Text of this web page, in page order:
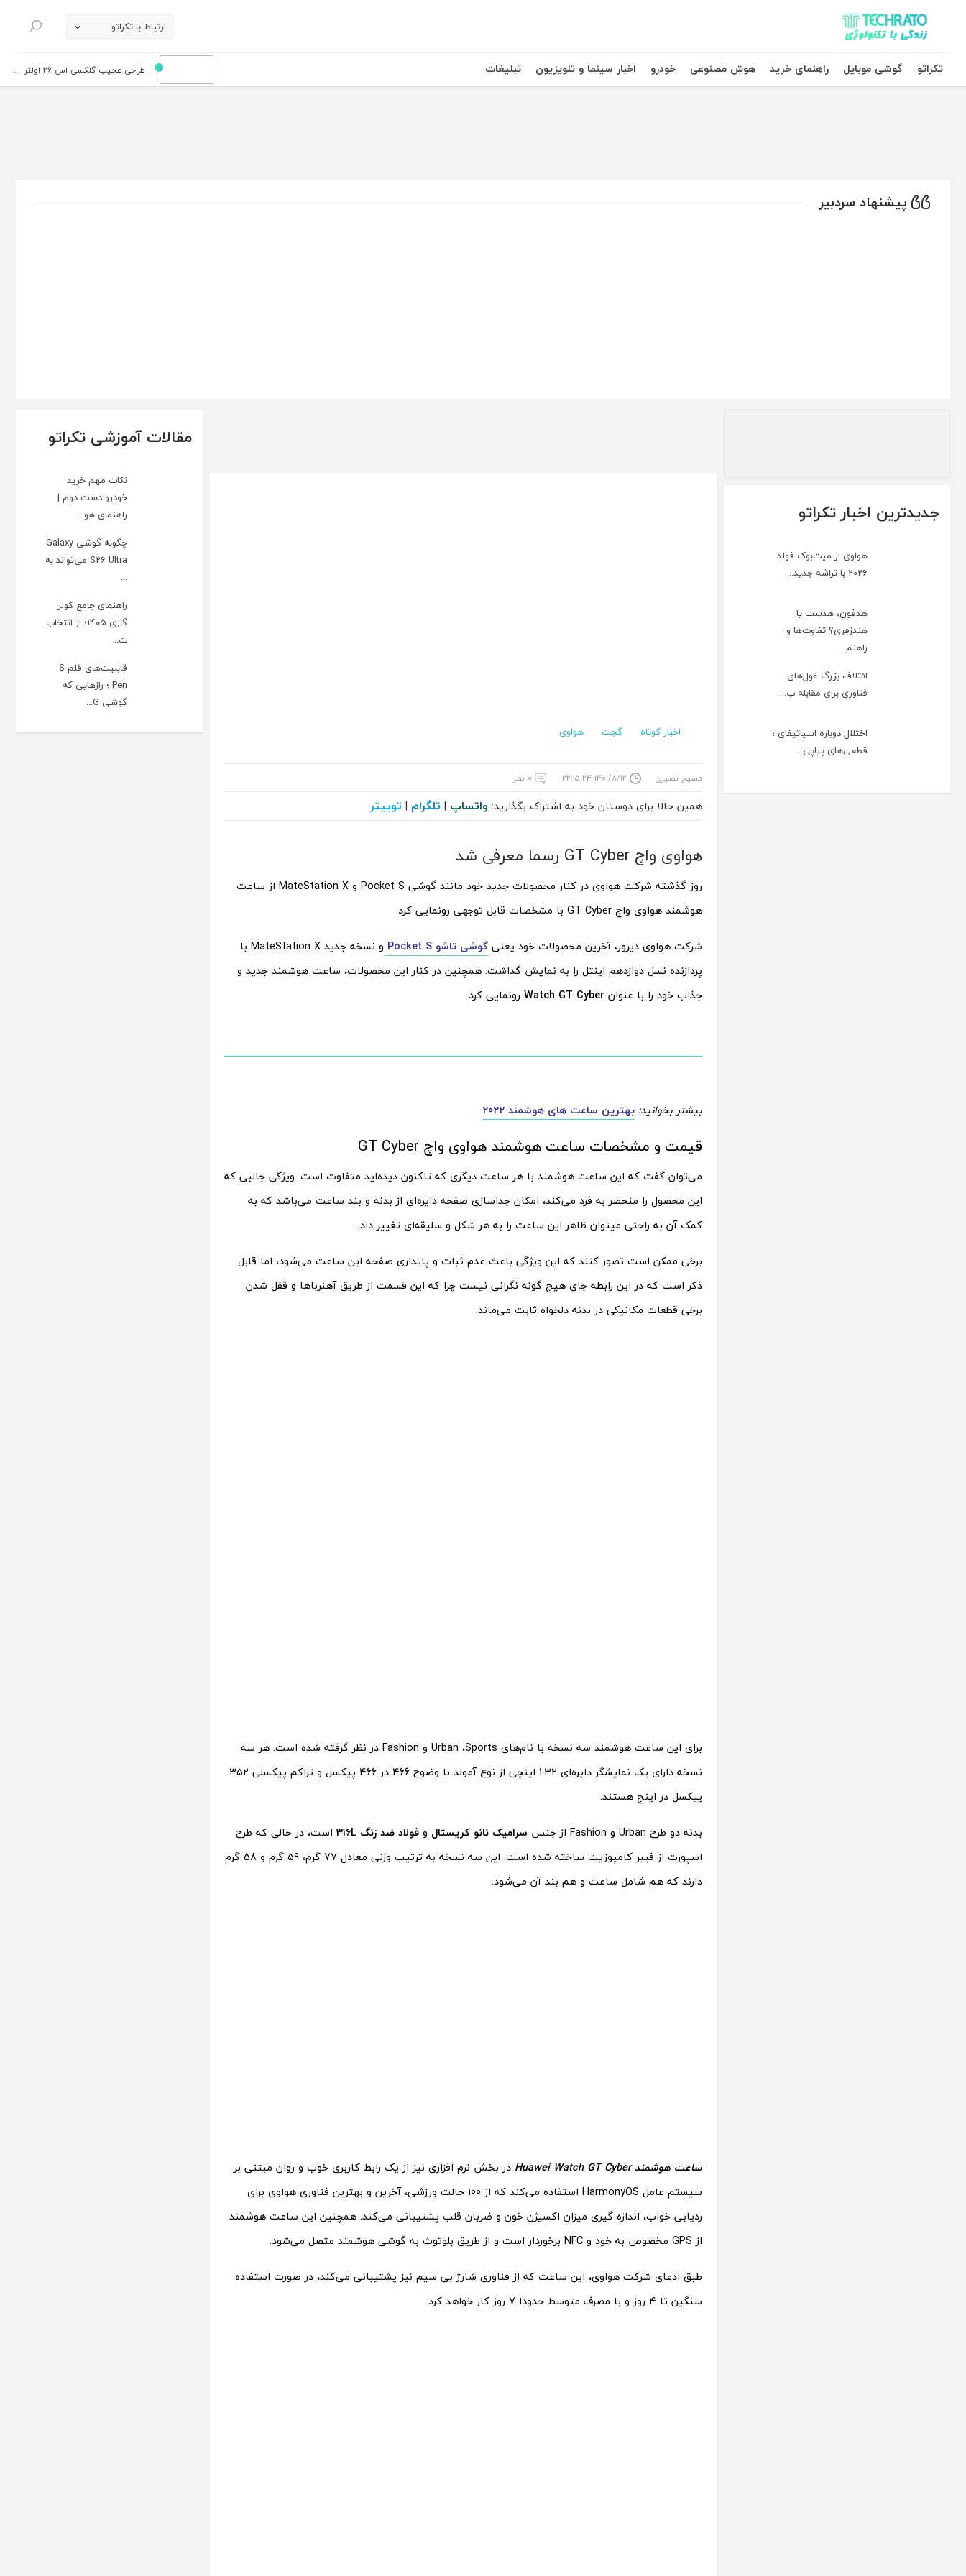
تکراتو – زندگی با تکنولوژی ارتباط با تکراتو
جستجو
تکراتو
گوشی موبایل راهنمای خرید هوش مصنوعی خودرو اخبار سینما و تلویزیون تبلیغات طراحی عجیب گلکسی اس 26 اولترا ...
پیشنهاد سردبیر
جدیدترین اخبار تکراتو
هواوی از میت‌بوک فولد
2026 با تراشه جدید...
هدفون، هدست یا
هندزفری؟ تفاوت‌ها و
راهنم...
ائتلاف بزرگ غول‌های
فناوری برای مقابله ب...
اختلال دوباره اسپاتیفای ؛
قطعی‌های پیاپی...
اخبار کوتاه گجت هواوی
مسیح نصیری ۱۴۰۱/۸/۱۲ ۲۲:۱۵:۲۴ ۰ نظر
همین حالا برای دوستان خود به اشتراک بگذارید: واتساپ | تلگرام | توییتر
هواوی واچ GT Cyber رسما معرفی شد
روز گذشته شرکت هواوی در کنار محصولات جدید خود مانند گوشی Pocket S و MateStation X از ساعت
هوشمند هواوی واچ GT Cyber با مشخصات قابل توجهی رونمایی کرد.
شرکت هواوی دیروز، آخرین محصولات خود یعنی گوشی تاشو Pocket S
و نسخه جدید MateStation X با
پردازنده نسل دوازدهم اینتل را به نمایش گذاشت. همچنین در کنار این محصولات، ساعت هوشمند جدید و
جذاب خود را با عنوان Watch GT Cyber رونمایی کرد.
بیشتر بخوانید: بهترین ساعت های هوشمند 2022
قیمت و مشخصات ساعت هوشمند هواوی واچ GT Cyber
می‌توان گفت که این ساعت هوشمند با هر ساعت دیگری که تاکنون دیده‌اید متفاوت است. ویژگی جالبی که
این محصول را منحصر به فرد می‌کند، امکان جداسازی صفحه دایره‌ای از بدنه و بند ساعت می‌باشد که به
کمک آن به راحتی میتوان ظاهر این ساعت را به هر شکل و سلیقه‌ای تغییر داد.
برخی ممکن است تصور کنند که این ویژگی باعث عدم ثبات و پایداری صفحه این ساعت می‌شود، اما قابل
ذکر است که در این رابطه جای هیچ گونه نگرانی نیست چرا که این قسمت از طریق آهنرباها و قفل شدن
برخی قطعات مکانیکی در بدنه دلخواه ثابت می‌ماند.
برای این ساعت هوشمند سه نسخه با نام‌های Urban ،Sports و Fashion در نظر گرفته شده است. هر سه
نسخه دارای یک نمایشگر دایره‌ای 1.32 اینچی از نوع آمولد با وضوح 466 در 466 پیکسل و تراکم پیکسلی 352
پیکسل در اینچ هستند.
بدنه دو طرح Urban و Fashion از جنس
سرامیک نانو کریستال و فولاد ضد زنگ 316L
است، در حالی که طرح
اسپورت از فیبر کامپوزیت ساخته شده است. این سه نسخه به ترتیب وزنی معادل 77 گرم، 59 گرم و 58 گرم
دارند که هم شامل ساعت و هم بند آن می‌شود.
​​ساعت هوشمند Huawei Watch GT Cyber
در بخش نرم افزاری نیز از یک رابط کاربری خوب و روان مبتنی بر
سیستم عامل HarmonyOS استفاده می‌کند که از 100 حالت ورزشی، آخرین و بهترین فناوری هواوی برای
ردیابی خواب، اندازه گیری میزان اکسیژن خون و ضربان قلب پشتیبانی می‌کند. همچنین این ساعت هوشمند
از GPS مخصوص به خود و NFC برخوردار است و از طریق بلوتوث به گوشی هوشمند متصل می‌شود.
طبق ادعای شرکت هواوی، این ساعت که از فناوری شارژ بی سیم نیز پشتیبانی می‌کند، در صورت استفاده
سنگین تا 4 روز و با مصرف متوسط حدودا 7 روز کار خواهد کرد.
مقالات آموزشی تکراتو
نکات مهم خرید
خودرو دست دوم |
راهنمای هو...
چگونه گوشی Galaxy
S26 Ultra می‌تواند به
...
راهنمای جامع کولر
گازی ۱۴۰۵؛ از انتخاب
ت...
قابلیت‌های قلم S
Pen ؛ رازهایی که
گوشی G...